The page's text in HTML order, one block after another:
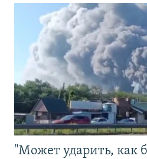
"Может ударить, как